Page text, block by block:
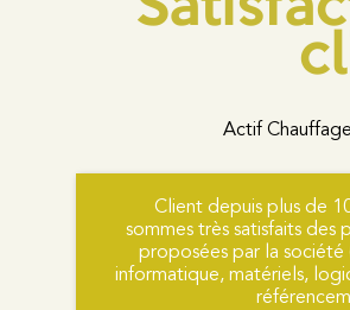
Actif
Client depuis plus de
sommes très satisfaits des
proposées par la société
informatique, matériels,